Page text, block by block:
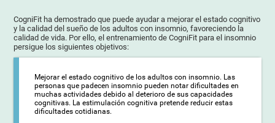
CogniFit ha demostrado que puede ayudar a mejorar el estado cognitivo
y la calidad del sueño de los adultos con insomnio, favoreciendo la
calidad de vida. Por ello, el entrenamiento de CogniFit para el insomnio
persigue los siguientes objetivos:
Mejorar el estado cognitivo de los adultos con insomnio. Las
personas que padecen insomnio pueden notar dificultades en
muchas actividades debido al deterioro de sus capacidades
cognitivas. La estimulación cognitiva pretende reducir estas
dificultades cotidianas.